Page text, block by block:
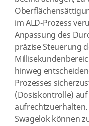
im ALD-Prozess
Anpassung des
präzise Steuerung
hinweg
Prozesses
(Dosiskontrolle)
Swagelok können